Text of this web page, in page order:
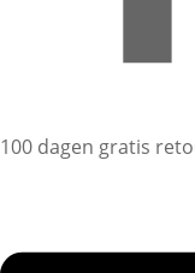
100 dagen gratis